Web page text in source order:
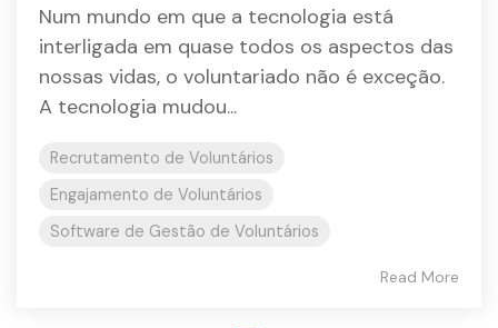
Num mundo em que a tecnologia está
interligada em quase todos os aspectos das
nossas vidas, o voluntariado não é exceção.
A tecnologia mudou...
Recrutamento de Voluntários
Engajamento de Voluntários
Software de Gestão de Voluntários
Read More